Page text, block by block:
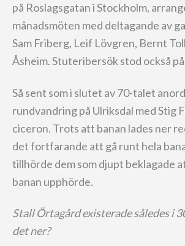
på Roslagsgatan i Stockholm,
månadsmöten med deltagande av
Sam Friberg, Leif Lövgren, Bernt
Åsheim. Stuteribersök stod också
Så sent som i slutet av 70-talet
rundvandring på Ulriksdal med Stig
ciceron. Trots att banan lades ner
det fortfarande att gå runt hela
tillhörde dem som djupt beklagade
banan upphörde.
Stall Örtagård existerade således i
det ner?